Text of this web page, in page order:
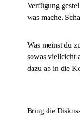
Verfügung
was mache.
Was meinst du
sowas vielleicht
dazu ab in die
Bring die